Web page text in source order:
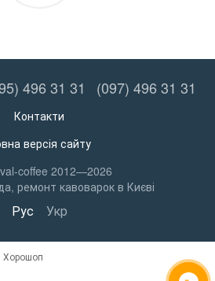
496 31 31 (097) 496 31 31
Контакти
версія сайту
coffee 2012—2026
ремонт кавоварок в Києві
Рус Укр
Хорошоп